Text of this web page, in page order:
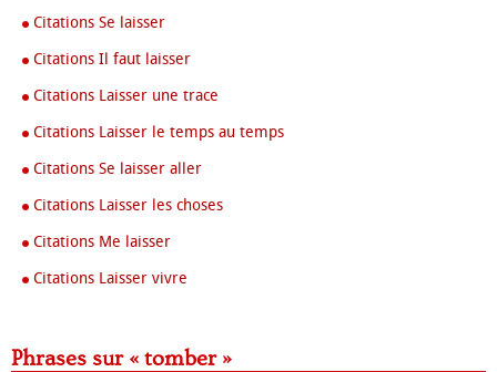
Citations Se laisser
Citations Il faut laisser
Citations Laisser une trace
Citations Laisser le temps au temps
Citations Se laisser aller
Citations Laisser les choses
Citations Me laisser
Citations Laisser vivre
Phrases sur « tomber »